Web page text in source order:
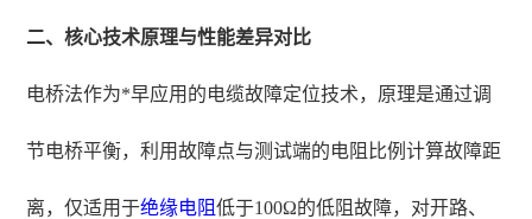
二、核心技术原理与性能差异对比
电桥法作为*早应用的电缆故障定位技术，原理是通过调
节电桥平衡，利用故障点与测试端的电阻比例计算故障距
离，仅适用于绝缘电阻低于100Ω的低阻故障，对开路、